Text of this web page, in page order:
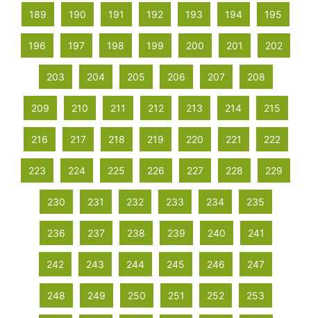
189 190 191 192 193 194 195
196 197 198 199 200 201 202
203 204 205 206 207 208
209 210 211 212 213 214 215
216 217 218 219 220 221 222
223 224 225 226 227 228 229
230 231 232 233 234 235
236 237 238 239 240 241
242 243 244 245 246 247
248 249 250 251 252 253